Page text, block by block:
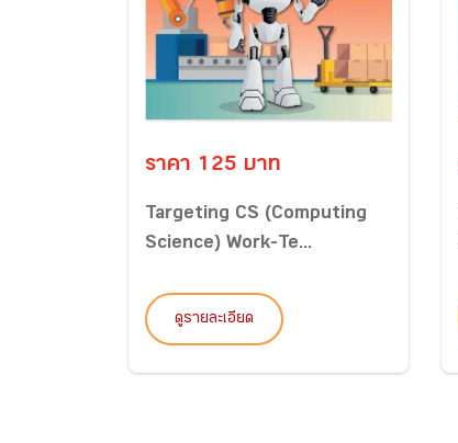
ราคา 125 บาท
Targeting CS (Computing
Science) Work-Te...
ดูรายละเอียด